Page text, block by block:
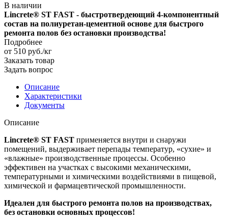
В наличии
Lincrete® ST FAST - быстротвердеющий 4-компонентный
состав на полиуретан-цементной основе для быстрого
ремонта полов без остановки производства!
Подробнее
от 510 руб./кг
Заказать товар
Задать вопрос
Описание
Характеристики
Документы
Описание
Lincrete® ST FAST применяется внутри и снаружи
помещений, выдерживает перепады температур, «сухие» и
«влажные» производственные процессы. Особенно
эффективен на участках с высокими механическими,
температурными и химическими воздействиями в пищевой,
химической и фармацевтической промышленности.
Идеален для быстрого ремонта полов на производствах,
без остановки основных процессов!